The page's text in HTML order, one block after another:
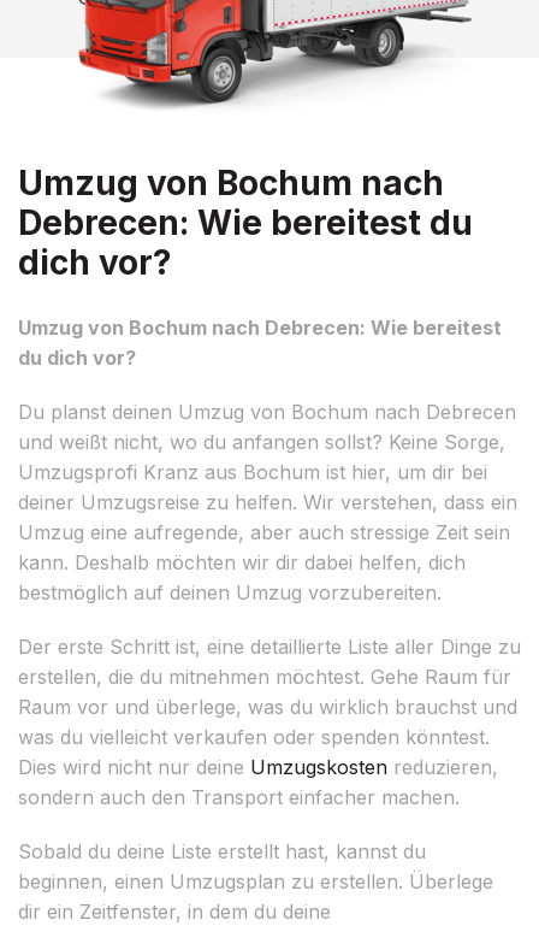
Umzug von Bochum nach
Debrecen: Wie bereitest du
dich vor?
Umzug von Bochum nach Debrecen: Wie bereitest
du dich vor?
Du planst deinen Umzug von Bochum nach Debrecen
und weißt nicht, wo du anfangen sollst? Keine Sorge,
Umzugsprofi Kranz aus Bochum ist hier, um dir bei
deiner Umzugsreise zu helfen. Wir verstehen, dass ein
Umzug eine aufregende, aber auch stressige Zeit sein
kann. Deshalb möchten wir dir dabei helfen, dich
bestmöglich auf deinen Umzug vorzubereiten.
Der erste Schritt ist, eine detaillierte Liste aller Dinge zu
erstellen, die du mitnehmen möchtest. Gehe Raum für
Raum vor und überlege, was du wirklich brauchst und
was du vielleicht verkaufen oder spenden könntest.
Dies wird nicht nur deine Umzugskosten reduzieren,
sondern auch den Transport einfacher machen.
Sobald du deine Liste erstellt hast, kannst du
beginnen, einen Umzugsplan zu erstellen. Überlege
dir ein Zeitfenster, in dem du deine